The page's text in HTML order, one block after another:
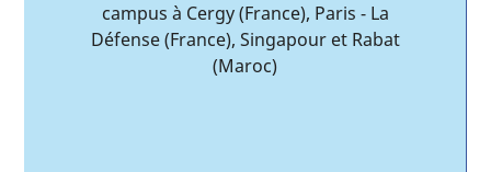
campus à Cergy (France), Paris - La
Défense (France), Singapour et Rabat
(Maroc)